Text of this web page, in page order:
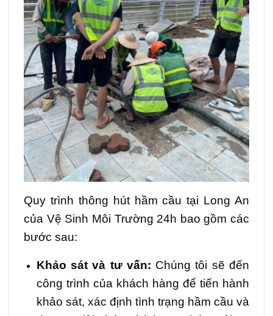
Quy trình thông hút hầm cầu tại Long An
của Vệ Sinh Môi Trường 24h bao gồm các
bước sau:
Khảo sát và tư vấn: Chúng tôi sẽ đến
công trình của khách hàng để tiến hành
khảo sát, xác định tình trạng hầm cầu và